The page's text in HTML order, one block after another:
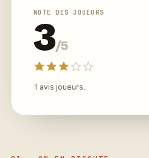
NOTE DES JOUEURS
3/5
1 avis joueurs.